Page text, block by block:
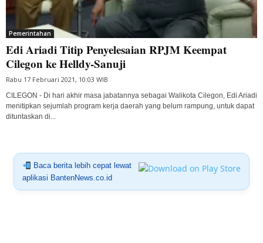
Pemerintahan
Edi Ariadi Titip Penyelesaian RPJM Keempat
Cilegon ke Helldy-Sanuji
Rabu 17 Februari 2021, 10:03 WIB
CILEGON - Di hari akhir masa jabatannya sebagai Walikota Cilegon, Edi Ariadi
menitipkan sejumlah program kerja daerah yang belum rampung, untuk dapat
dituntaskan di...
Baca berita lebih cepat lewat
aplikasi BantenNews.co.id